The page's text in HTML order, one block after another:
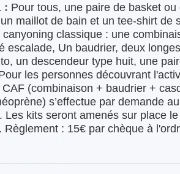
: Pour tous, une paire de basket
maillot de bain et un tee-shirt de
canyoning classique : une
escalade, Un baudrier, deux
un descendeur type huit, une
les personnes découvrant
(combinaison + baudrier +
s’effectue par demande
Les kits seront amenés sur place
Règlement : 15€ par chèque à